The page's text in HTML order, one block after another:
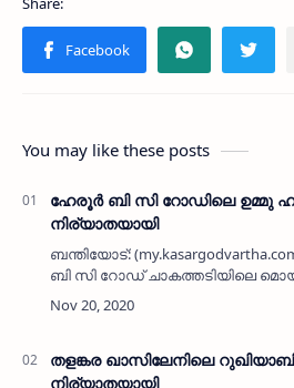
You may like these posts
ഹേരൂർ ബി സി റോഡിലെ ഉമ്മു
നിര്യാതയായി
ബന്തിയോട്:
ബി സി റോഡ് ചാകത്തടിയിലെ
നിര്യാതയായി. പരേതരായ
തളങ്കര ഖാസിലേനിലെ
നിര്യാതയായി